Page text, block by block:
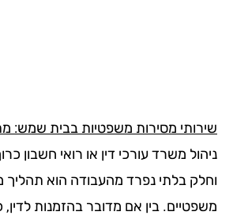
מסירות משפטיות בבית שמש:
משרד עורכי דין או רואי חשבון כרוך
בלתי נפרד מהעבודה הוא תהליך
בין אם מדובר בהזמנות לדין,